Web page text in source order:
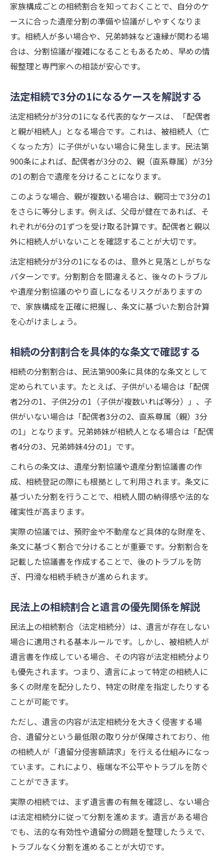
家族構成ごとの相続割合を知っておくことで、自分のケ
ースに合った遺産分割の準備や協議がしやすくなりま
す。相続人が多い場合や、兄弟姉妹など遠縁が関わる場
合は、分割協議が複雑になることもあるため、早めの情
報整理と専門家への相談が安心です。
法定相続で3分の1になるケースを解説する
法定相続分が3分の1になる代表的なケースは、「配偶者
と親が相続人」となる場合です。これは、被相続人（亡
くなった方）に子供がいない場合に発生します。民法第
900条によれば、配偶者が3分の2、親（直系尊属）が3分
の1の割合で遺産を分けることになります。
このような場合、親が複数いる場合は、親同士で3分の1
をさらに等分します。例えば、父母が健在であれば、そ
れぞれが6分の1ずつを受け取る計算です。配偶者と親以
外に相続人がいないことを確認することが大切です。
法定相続分が3分の1になるのは、意外と見落としがちな
パターンです。分割割合を間違えると、後々のトラブル
や遺産分割協議のやり直しになるリスクがありますの
で、家族構成を正確に把握し、条文に基づいた割合計算
を心がけましょう。
相続の分割割合を具体的な条文で確認する
相続の分割割合は、民法第900条に具体的な条文として
定められています。たとえば、子供がいる場合は「配偶
者2分の1、子供2分の1（子供が複数いれば等分）」、子
供がいない場合は「配偶者3分の2、直系尊属（親）3分
の1」となります。兄弟姉妹が相続人となる場合は「配偶
者4分の3、兄弟姉妹4分の1」です。
これらの条文は、遺産分割協議や遺産分割協議書の作
成、相続登記の際にも根拠として利用されます。条文に
基づいた分割を行うことで、相続人間の納得感や法的な
確実性が高まります。
実際の協議では、預貯金や不動産など具体的な財産を、
条文に基づく割合で分けることが重要です。分割割合を
記載した協議書を作成することで、後のトラブルを防
ぎ、円滑な相続手続きが進められます。
民法上の相続割合と遺言の優先関係を解説
民法上の相続割合（法定相続分）は、遺言が存在しない
場合に適用される基本ルールです。しかし、被相続人が
遺言書を作成している場合、その内容が法定相続分より
も優先されます。つまり、遺言によって特定の相続人に
多くの財産を配分したり、特定の財産を指定したりする
ことが可能です。
ただし、遺言の内容が法定相続分を大きく侵害する場
合、遺留分という最低限の取り分が保障されており、他
の相続人が「遺留分侵害額請求」を行える仕組みになっ
ています。これにより、極端な不公平やトラブルを防ぐ
ことができます。
実際の相続では、まず遺言書の有無を確認し、ない場合
は法定相続分に従って分割を進めます。遺言がある場合
でも、法的な有効性や遺留分の問題を整理したうえで、
トラブルなく分割を進めることが大切です。